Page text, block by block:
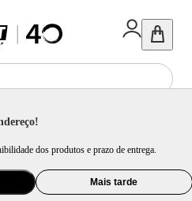
dos produtos e prazo de entrega.
Mais tarde
/ Capa Almofada Retangular Tear Relevo Azul Marinho